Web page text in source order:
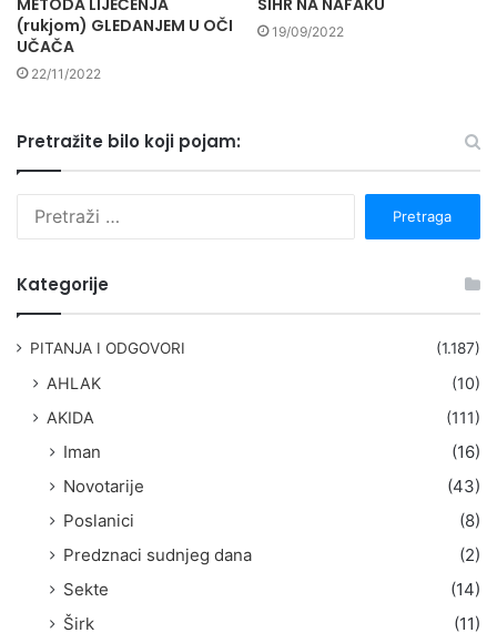
(rukjom) GLEDANJEM U OČI
UČAČA
22/11/2022
19/09/2022
Pretražite bilo koji pojam:
Kategorije
PITANJA I ODGOVORI (1.187)
AHLAK
(10)
AKIDA
(111)
Iman
(16)
Novotarije
(43)
Poslanici
(8)
Predznaci sudnjeg dana
(2)
Sekte
(14)
Širk
(11)